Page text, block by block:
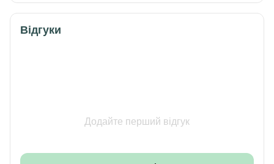
Відгуки
Додайте перший відгук